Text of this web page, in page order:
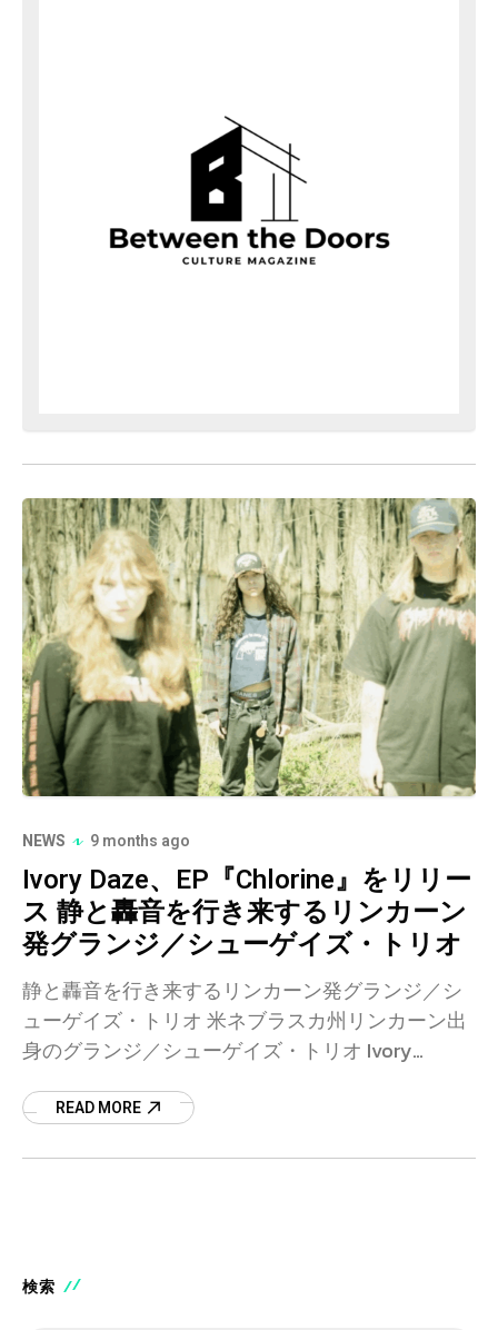
NEWS 9 months ago
Ivory Daze、EP『Chlorine』をリリー
ス 静と轟音を行き来するリンカーン
発グランジ／シューゲイズ・トリオ
静と轟音を行き来するリンカーン発グランジ／シ
ューゲイズ・トリオ 米ネブラスカ州リンカーン出
身のグランジ／シューゲイズ・トリオ Ivory
EP『Chlorine』をリリースした。M
READ MORE
検索